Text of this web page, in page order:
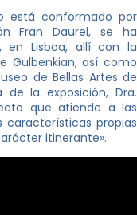
está conformado por
Fran Daurel, se ha
en Lisboa, allí con la
Gulbenkian, así como
de Bellas Artes de
de la exposición, Dra.
que atiende a las
propias
itinerante».